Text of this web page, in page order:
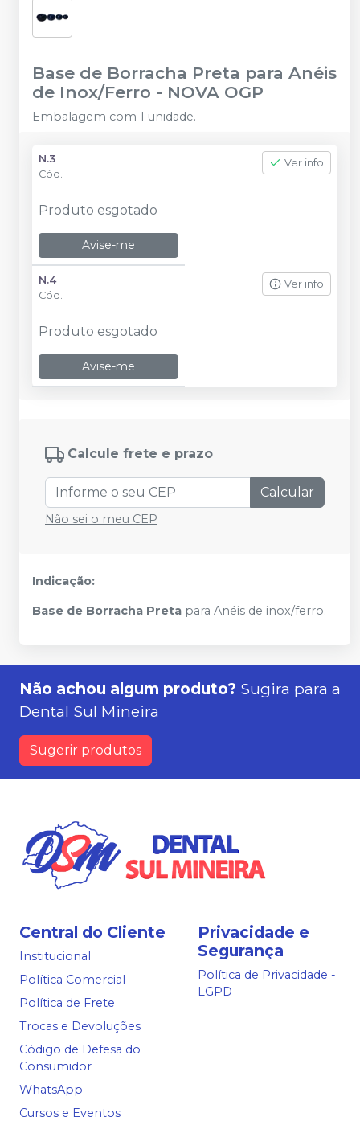
Base de Borracha Preta para Anéis
de Inox/Ferro - NOVA OGP
Embalagem com 1 unidade.
N.3
Cód.
Ver info
Produto esgotado
Avise-me
N.4
Cód.
Ver info
Produto esgotado
Avise-me
Calcule frete e prazo
Calcular
Não sei o meu CEP
Indicação:
Base de Borracha Preta para Anéis de inox/ferro.
Não achou algum produto? Sugira para a
Dental Sul Mineira
Sugerir produtos
Central do Cliente
Institucional
Política Comercial
Política de Frete
Trocas e Devoluções
Código de Defesa do
Consumidor
WhatsApp
Cursos e Eventos
Privacidade e
Segurança
Política de Privacidade -
LGPD